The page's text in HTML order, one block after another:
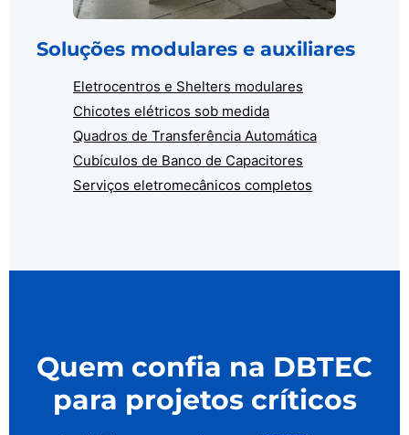
Soluções modulares e auxiliares
Eletrocentros e Shelters modulares
Chicotes elétricos sob medida
Quadros de Transferência Automática
Cubículos de Banco de Capacitores
Serviços eletromecânicos completos
Quem confia na DBTEC
para projetos críticos